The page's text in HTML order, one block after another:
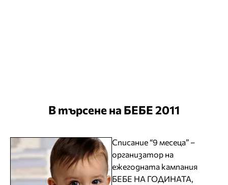
В търсене на БЕБЕ 2011
Списание “9 месеца” –
организатор на
ежегодната кампания
БЕБЕ НА ГОДИНАТА,